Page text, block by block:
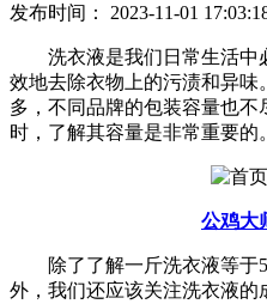
发布时间： 2023-11-01
洗衣液是我们日常生活中
效地去除衣物上的污渍和异
多，不同品牌的包装容量也
时，了解其容量是非常重要的。
公鸡大
除了了解一斤洗衣液等于
外，我们还应该关注洗衣液